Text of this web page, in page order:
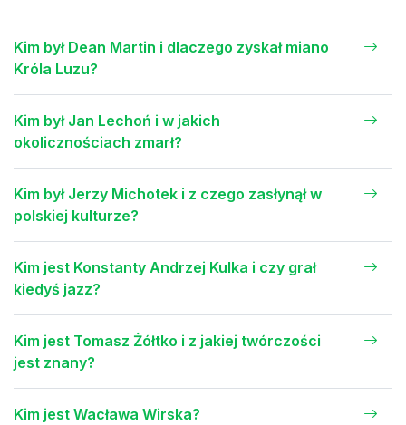
Kim był Dean Martin i dlaczego zyskał miano
Króla Luzu?
Kim był Jan Lechoń i w jakich
okolicznościach zmarł?
Kim był Jerzy Michotek i z czego zasłynął w
polskiej kulturze?
Kim jest Konstanty Andrzej Kulka i czy grał
kiedyś jazz?
Kim jest Tomasz Żółtko i z jakiej twórczości
jest znany?
Kim jest Wacława Wirska?